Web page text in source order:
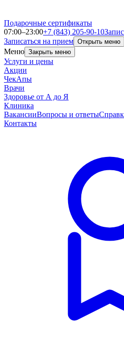
Подарочные сертификаты
07:00–23:00+7 (843) 205-90-10
Записаться на прием Открыть меню
Меню Закрыть меню
Услуги и цены
Акции
ЧекАпы
Врачи
Здоровье от А до Я
Клиника
ВакансииВопросы и ответы
Контакты